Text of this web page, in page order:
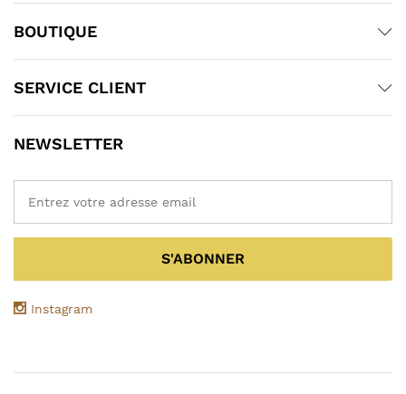
BOUTIQUE
SERVICE CLIENT
NEWSLETTER
Instagram